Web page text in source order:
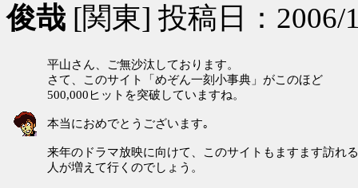
俊哉 [関東] 投稿日：2006/
平山さん、ご無沙汰しております。
さて、このサイト「めぞん一刻小事典」がこのほど
500,000ヒットを突破していますね。
本当におめでとうございます｡
来年のドラマ放映に向けて、このサイトもますます訪れる
人が増えて行くのでしょう。